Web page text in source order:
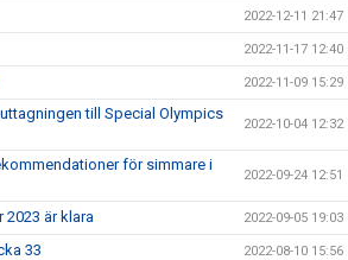
2022-12-11 21:47
2022-11-17 12:40
2022-11-09 15:29
till Special Olympics
2022-10-04 12:32
för simmare i
2022-09-24 12:51
är klara 2022-09-05 19:03
33 2022-08-10 15:56